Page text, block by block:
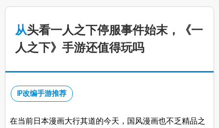
从头看一人之下停服事件始末，《一
人之下》手游还值得玩吗
IP改编手游推荐
在当前日本漫画大行其道的今天，国风漫画也不乏精品之